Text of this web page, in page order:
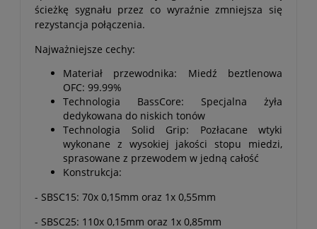
ścieżkę sygnału przez co wyraźnie zmniejsza się
rezystancja połączenia.
Najważniejsze cechy:
Materiał przewodnika: Miedź beztlenowa
OFC: 99.99%
Technologia BassCore: Specjalna żyła
dedykowana do niskich tonów
Technologia Solid Grip: Pozłacane wtyki
wykonane z wysokiej jakości stopu miedzi,
sprasowane z przewodem w jedną całość
Konstrukcja:
- SBSC15: 70x 0,15mm oraz 1x 0,55mm
- SBSC25: 110x 0,15mm oraz 1x 0,85mm